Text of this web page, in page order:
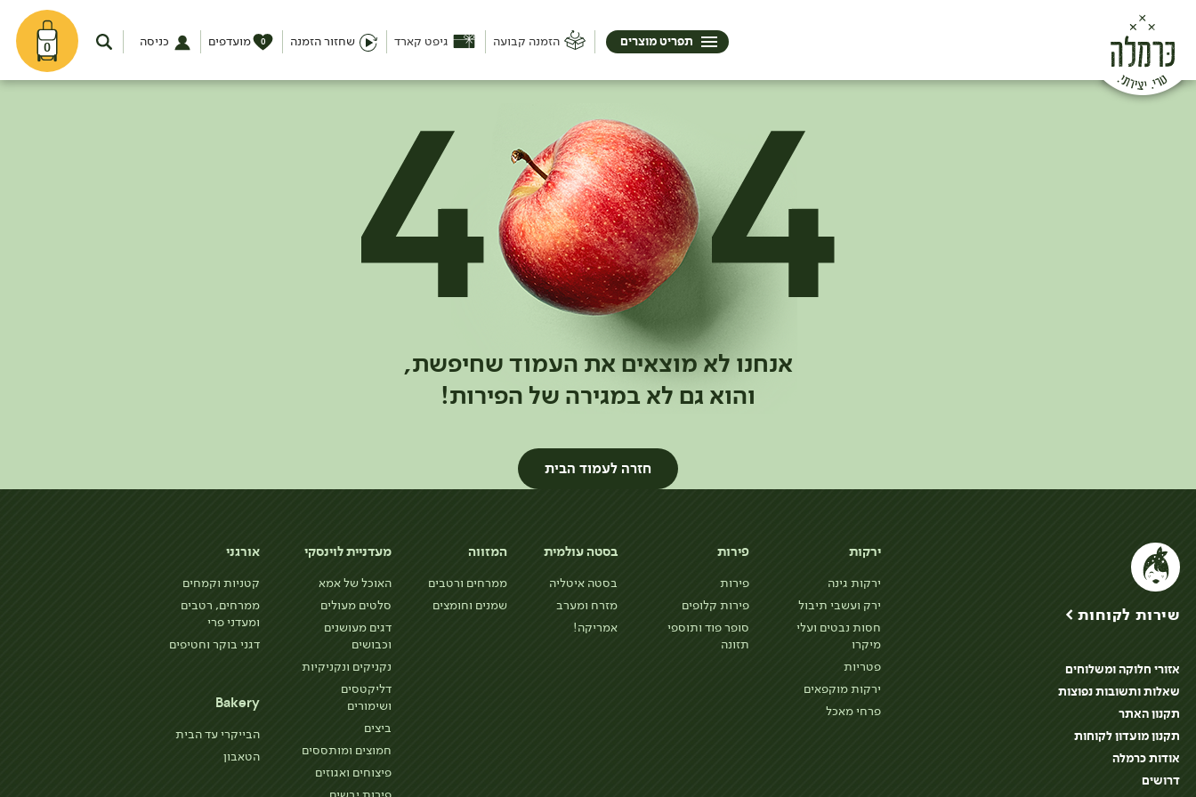
0 הזמנה קבועה גיפט קארד שחזור הזמנה מועדפים 0 כניסה תפריט מוצרים
אנחנו לא מוצאים את העמוד שחיפשת,
והוא גם לא במגירה של הפירות!
חזרה לעמוד הבית
ירקות
ירקות גינה
ירק ועשבי תיבול
חסות נבטים ועלי
מיקרו
פטריות
ירקות מוקפאים
פרחי מאכל
פירות
פירות
פירות קלופים
סופר פוד ותוספי
תזונה
בסטה עולמית
בסטה איטליה
מזרח ומערב
אמריקה!
המזווה
ממרחים ורטבים
שמנים וחומצים
מעדניית לוינסקי
האוכל של אמא
סלטים מעולים
דגים מעושנים
וכבושים
נקניקים ונקניקיות
דליקטסים
ושימורים
ביצים
חמוצים ומותססים
פיצוחים ואגוזים
אורגני
קטניות וקמחים
ממרחים, רטבים
ומעדני פרי
דגני בוקר וחטיפים
Bakery
הבייקרי עד הבית
הטאבון
שירות לקוחות >
אזורי חלוקה ומשלוחים
שאלות ותשובות נפוצות
תקנון האתר
תקנון מועדון לקוחות
אודות כרמלה
דרושים